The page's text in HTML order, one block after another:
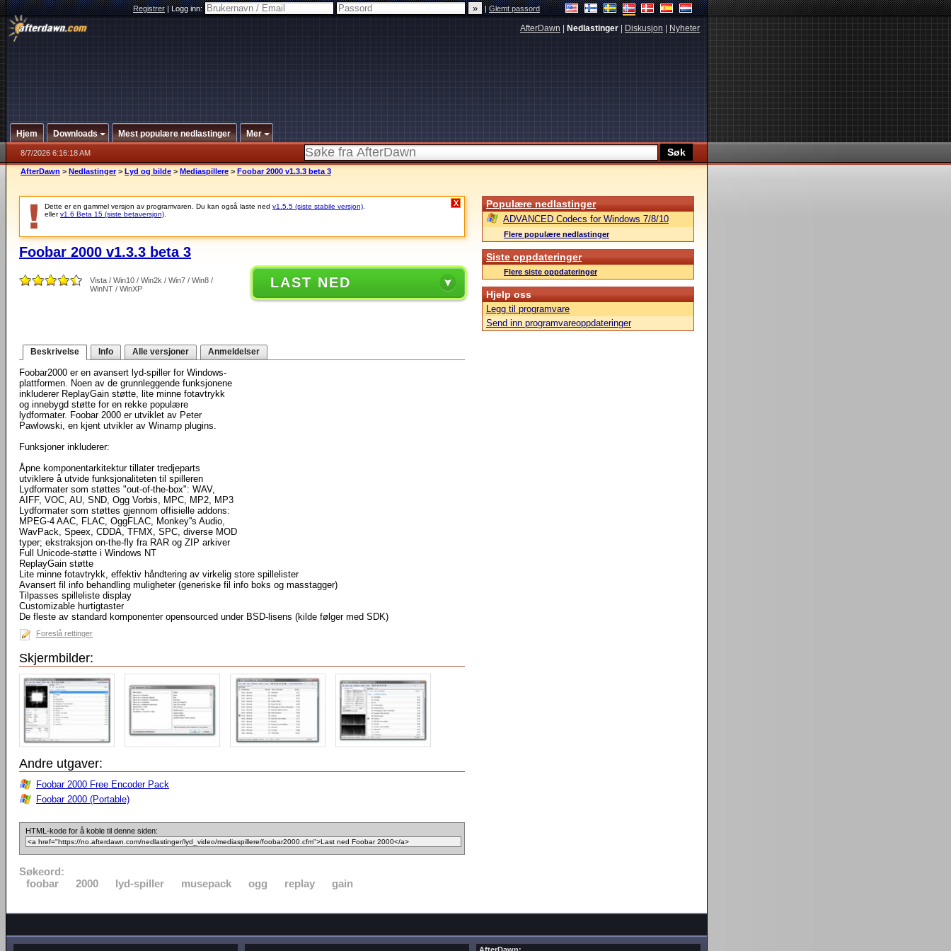
Registrer|Logg inn: |Glemt passord
AfterDawn Nedlastinger Diskusjon Nyheter
Hjem Downloads Mest populære nedlastinger Mer
8/7/2026 6:16:18 AM
AfterDawn > Nedlastinger > Lyd og bilde > Mediaspillere > Foobar 2000 v1.3.3 beta 3
Dette er en gammel versjon av programvaren. Du kan også laste ned v1.5.5 (siste stabile versjon)
ellerv1.6 Beta 15 (siste betaversjon)
X
Foobar 2000 v1.3.3 beta 3
Vista / Win10 / Win2k / Win7 / Win8 /
WinNT / WinXP
LAST NED
Beskrivelse Info Alle versjoner Anmeldelser
Foobar2000 er en avansert lyd-spiller for Windows-
plattformen. Noen av de grunnleggende funksjonene
inkluderer ReplayGain støtte, lite minne fotavtrykk
og innebygd støtte for en rekke populære
lydformater. Foobar 2000 er utviklet av Peter
Pawlowski, en kjent utvikler av Winamp plugins.
Funksjoner inkluderer:
Åpne komponentarkitektur tillater tredjeparts
utviklere å utvide funksjonaliteten til spilleren
Lydformater som støttes "out-of-the-box": WAV,
AIFF, VOC, AU, SND, Ogg Vorbis, MPC, MP2, MP3
Lydformater som støttes gjennom offisielle addons:
MPEG-4 AAC, FLAC, OggFLAC, Monkey''s Audio,
WavPack, Speex, CDDA, TFMX, SPC, diverse MOD
typer; ekstraksjon on-the-fly fra RAR og ZIP arkiver
Full Unicode-støtte i Windows NT
ReplayGain støtte
Lite minne fotavtrykk, effektiv håndtering av virkelig store spillelister
Avansert fil info behandling muligheter (generiske fil info boks og masstagger)
Tilpasses spilleliste display
Customizable hurtigtaster
De fleste av standard komponenter opensourced under BSD-lisens (kilde følger med SDK)
Foreslå rettinger
Skjermbilder:
Andre utgaver:
Foobar 2000 Free Encoder Pack
Foobar 2000 (Portable)
HTML-kode for å koble til denne siden:
Søkeord:
foobar
2000 lyd-spiller musepack ogg replay gain
Populære nedlastinger
ADVANCED Codecs for Windows 7/8/10
Flere populære nedlastinger
Siste oppdateringer
Flere siste oppdateringer
Hjelp oss
Legg til programvare
Send inn programvareoppdateringer